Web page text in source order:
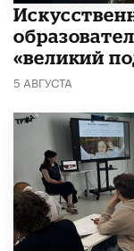
«великий
5 АВГУСТА